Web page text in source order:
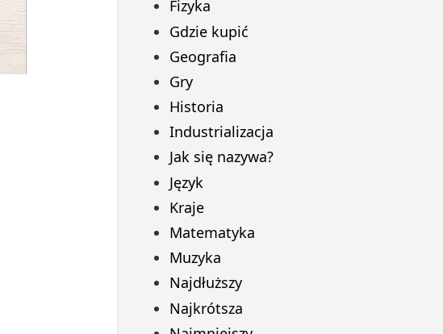
Fizyka
Gdzie kupić
Geografia
Gry
Historia
Industrializacja
Jak się nazywa?
Język
Kraje
Matematyka
Muzyka
Najdłuższy
Najkrótsza